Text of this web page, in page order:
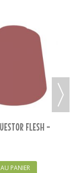
FLESH -
PANIER